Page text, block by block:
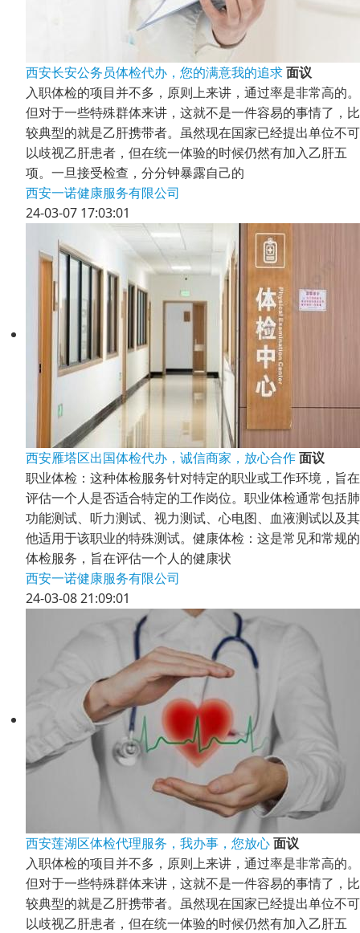
西安长安公务员体检代办，您的满意我的追求面议
入职体检的项目并不多，原则上来讲，通过率是非常高的。
但对于一些特殊群体来讲，这就不是一件容易的事情了，比
较典型的就是乙肝携带者。虽然现在国家已经提出单位不可
以歧视乙肝患者，但在统一体验的时候仍然有加入乙肝五
项。一旦接受检查，分分钟暴露自己的
西安一诺健康服务有限公司
24-03-07 17:03:01
西安雁塔区出国体检代办，诚信商家，放心合作面议
职业体检：这种体检服务针对特定的职业或工作环境，旨在
评估一个人是否适合特定的工作岗位。职业体检通常包括肺
功能测试、听力测试、视力测试、心电图、血液测试以及其
他适用于该职业的特殊测试。健康体检：这是常见和常规的
体检服务，旨在评估一个人的健康状
西安一诺健康服务有限公司
24-03-08 21:09:01
西安莲湖区体检代理服务，我办事，您放心面议
入职体检的项目并不多，原则上来讲，通过率是非常高的。
但对于一些特殊群体来讲，这就不是一件容易的事情了，比
较典型的就是乙肝携带者。虽然现在国家已经提出单位不可
以歧视乙肝患者，但在统一体验的时候仍然有加入乙肝五